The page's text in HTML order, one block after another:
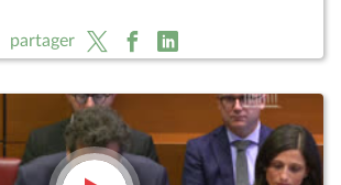
partager